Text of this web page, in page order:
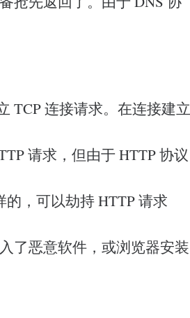
TCP 连接请求。在连接建立
请求，但由于 HTTP 协议
的，可以劫持 HTTP 请求
了恶意软件，或浏览器安装